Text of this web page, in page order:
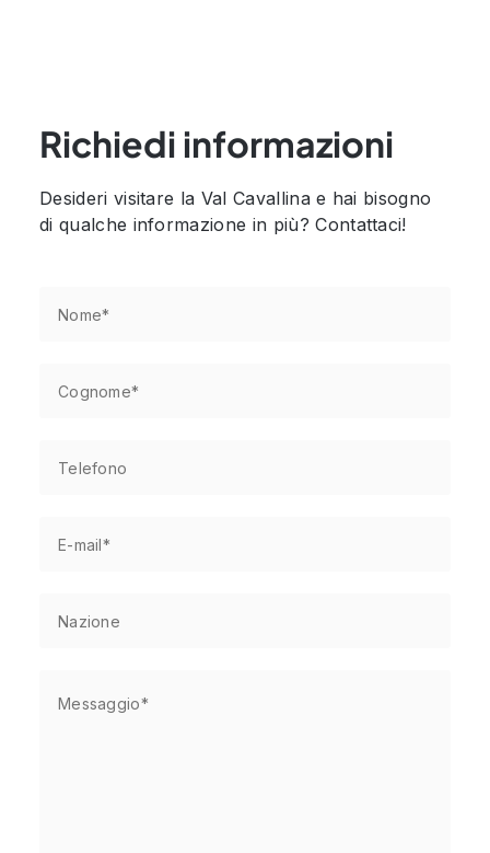
Richiedi informazioni
Desideri visitare la Val Cavallina e hai bisogno
di qualche informazione in più? Contattaci!